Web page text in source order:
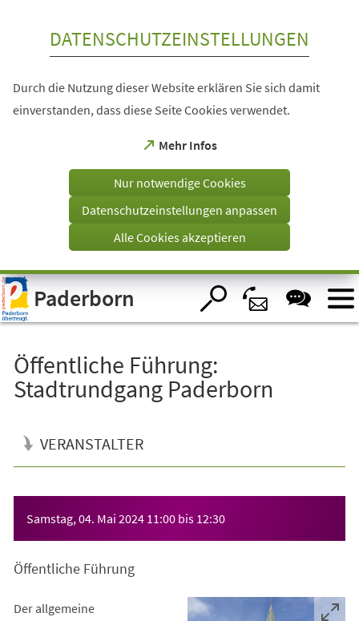
Visuelle
Assistenzsoftware
öffnen.
DATENSCHUTZEINSTELLUNGEN
Durch die Nutzung dieser Website erklären Sie sich damit
einverstanden, dass diese Seite Cookies verwendet.
Mehr Infos
(Öffnet
einem
Tab)
Nur notwendige Cookies
Datenschutzeinstellungen anpassen
Alle Cookies akzeptieren
Paderborn
Öffentliche Führung:
Stadtrundgang Paderborn
VERANSTALTER
Samstag, 04. Mai 2024 11:00 bis 12:30
Öffentliche Führung
Der allgemeine